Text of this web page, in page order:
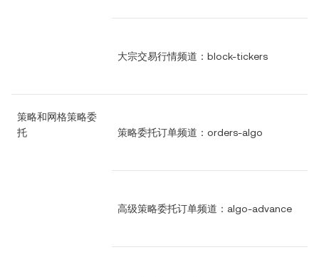
大宗交易行情频道：block-tickers
策略和网格策略委
托
策略委托订单频道：orders-algo
高级策略委托订单频道：algo-advance